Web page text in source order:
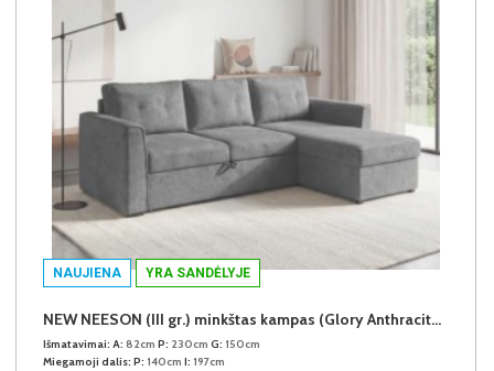
NAUJIENA YRA SANDĖLYJE
NEW NEESON (III gr.) minkštas kampas (Glory Anthracite-18)
Išmatavimai: A: 82cm P: 230cm G: 150cm
Miegamoji dalis: P: 140cm I: 197cm